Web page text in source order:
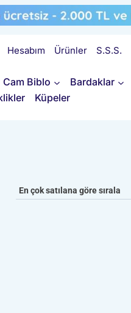
Hesabım Ürünler S.S.S.
Cam Biblo Bardaklar
Küpeler